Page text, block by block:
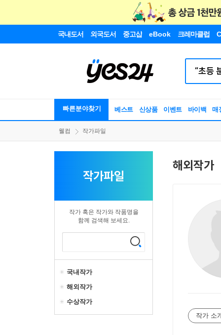
국내도서 외국도서 중고샵 eBook 크레마클럽
빠른분야찾기 베스트 신상품 이벤트 바이백 매
웰컴 작가파일
작가파일
작가 혹은 작가와 작품명을
함께 검색해 보세요.
국내작가
해외작가
수상작가
해외작가
작가 소